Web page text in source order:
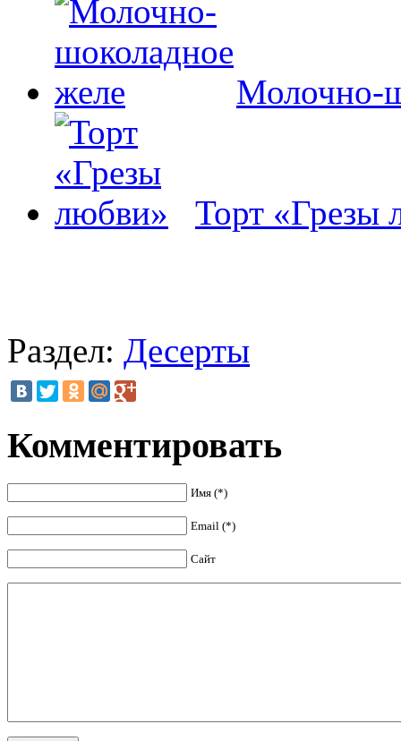
Молочно-
Торт «Грезы
Раздел: Десерты
Комментировать
Имя (*)
Email (*)
Сайт